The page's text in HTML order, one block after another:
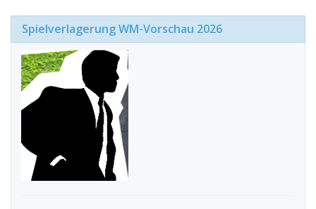
Spielverlagerung WM-Vorschau 2026